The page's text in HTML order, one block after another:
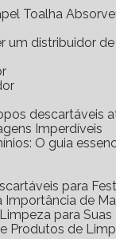
Toalha
um distribuidor
descartáveis
Imperdíveis
O guia
para
a Importância de
para
Produtos de